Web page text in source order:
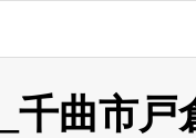
曲市戸